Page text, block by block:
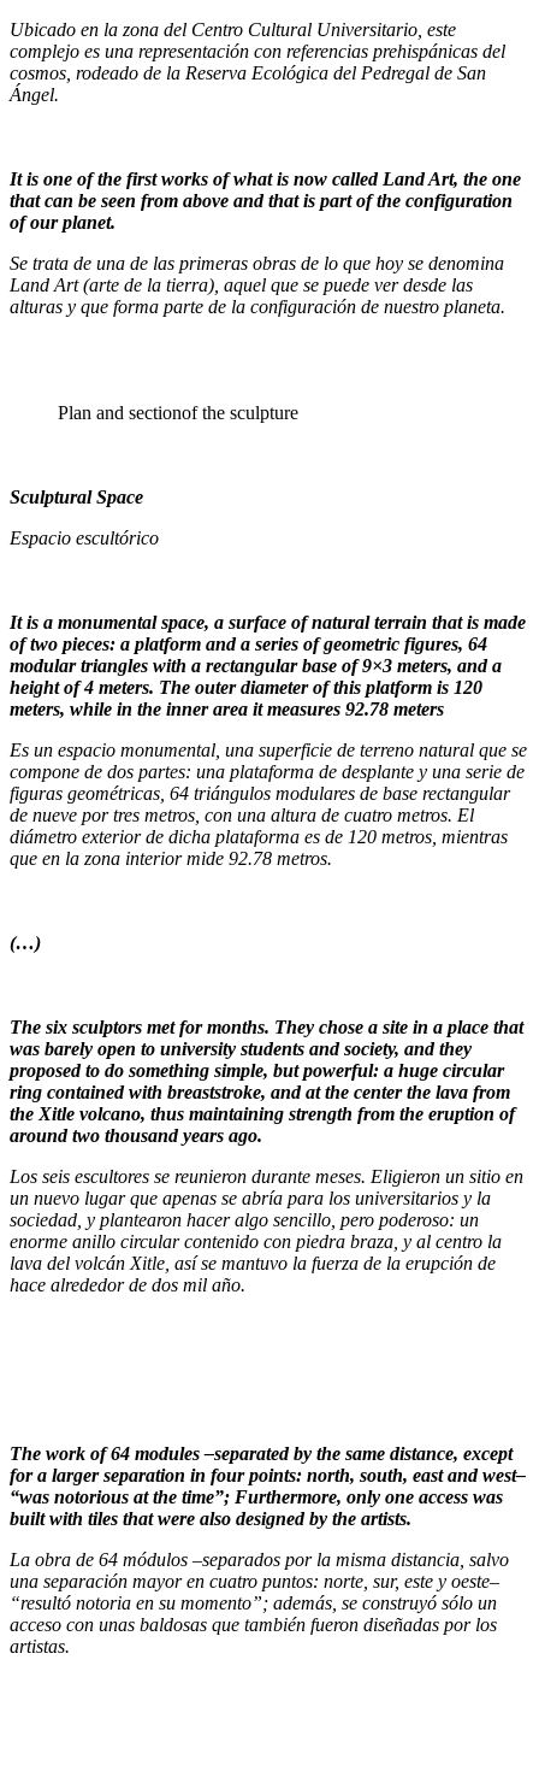
Ubicado en la zona del Centro Cultural Universitario, este
complejo es una representación con referencias prehispánicas del
cosmos, rodeado de la Reserva Ecológica del Pedregal de San
Ángel.
It is one of the first works of what is now called Land Art, the one
that can be seen from above and that is part of the configuration
of our planet.
Se trata de una de las primeras obras de lo que hoy se denomina
Land Art (arte de la tierra), aquel que se puede ver desde las
alturas y que forma parte de la configuración de nuestro planeta.
Plan and sectionof the sculpture
Sculptural Space
Espacio escultórico
It is a monumental space, a surface of natural terrain that is made
of two pieces: a platform and a series of geometric figures, 64
modular triangles with a rectangular base of 9×3 meters, and a
height of 4 meters. The outer diameter of this platform is 120
meters, while in the inner area it measures 92.78 meters
Es un espacio monumental, una superficie de terreno natural que se
compone de dos partes: una plataforma de desplante y una serie de
figuras geométricas, 64 triángulos modulares de base rectangular
de nueve por tres metros, con una altura de cuatro metros. El
diámetro exterior de dicha plataforma es de 120 metros, mientras
que en la zona interior mide 92.78 metros.
(…)
The six sculptors met for months. They chose a site in a place that
was barely open to university students and society, and they
proposed to do something simple, but powerful: a huge circular
ring contained with breaststroke, and at the center the lava from
the Xitle volcano, thus maintaining strength from the eruption of
around two thousand years ago.
Los seis escultores se reunieron durante meses. Eligieron un sitio en
un nuevo lugar que apenas se abría para los universitarios y la
sociedad, y plantearon hacer algo sencillo, pero poderoso: un
enorme anillo circular contenido con piedra braza, y al centro la
lava del volcán Xitle, así se mantuvo la fuerza de la erupción de
hace alrededor de dos mil año.
The work of 64 modules –separated by the same distance, except
for a larger separation in four points: north, south, east and west–
“was notorious at the time”; Furthermore, only one access was
built with tiles that were also designed by the artists.
La obra de 64 módulos –separados por la misma distancia, salvo
una separación mayor en cuatro puntos: norte, sur, este y oeste–
“resultó notoria en su momento”; además, se construyó sólo un
acceso con unas baldosas que también fueron diseñadas por los
artistas.